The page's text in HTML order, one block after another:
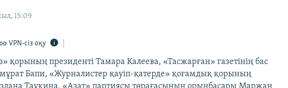
15:09
VPN-сіз оқу
қорының президенті Тамара Калеева, «Тасжарған» газетінің бас
Бапи, «Журналистер қауіп-қатерде» қоғамдық қорының